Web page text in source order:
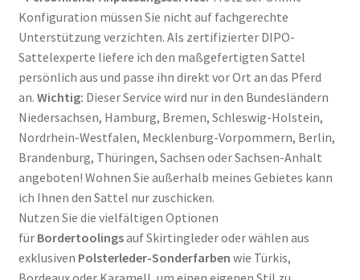
Konfiguration müssen Sie nicht auf fachgerechte
Unterstützung verzichten. Als zertifizierter DIPO-
Sattelexperte liefere ich den maßgefertigten Sattel
persönlich aus und passe ihn direkt vor Ort an das Pferd
an. Wichtig: Dieser Service wird nur in den Bundesländern
Niedersachsen, Hamburg, Bremen, Schleswig-Holstein,
Nordrhein-Westfalen, Mecklenburg-Vorpommern, Berlin,
Brandenburg, Thüringen, Sachsen oder Sachsen-Anhalt
angeboten! Wohnen Sie außerhalb meines Gebietes kann
ich Ihnen den Sattel nur zuschicken.
Nutzen Sie die vielfältigen Optionen
für Bordertoolingsauf Skirtingleder oder wählen aus
exklusiven Polsterleder-Sonderfarben wie Türkis,